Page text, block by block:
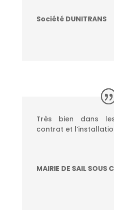
Société DUNITRANS
Très bien dans
contrat et
MAIRIE DE SAIL SOUS